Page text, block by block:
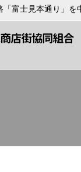
富士見本通り」を